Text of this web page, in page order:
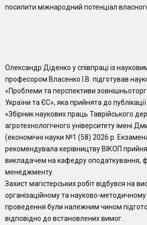
посилити міжнародний потенціал
Олександр Діденко у співпраці із
професором Власенко І.В. підготував
«Проблеми та перспективи
України та ЄС», яка прийнята до
«Збірник наукових праць Таврійського
агротехнологічного університету імені
(економічні науки №1 (58) 2026 р.
рекомендувала керівництву ВІКОП
викладачем на кафедру оподаткування,
менеджменту.
Захист магістерських робіт відбувся на
організаційному та науково-методичному
проведення були належним чином
відповідно до встановлених вимог.